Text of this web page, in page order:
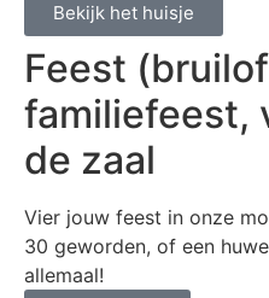
Bekijk het huisje
Feest
familiefeest,
de zaal
Vier jouw feest in onze
30 geworden, of een
allemaal!